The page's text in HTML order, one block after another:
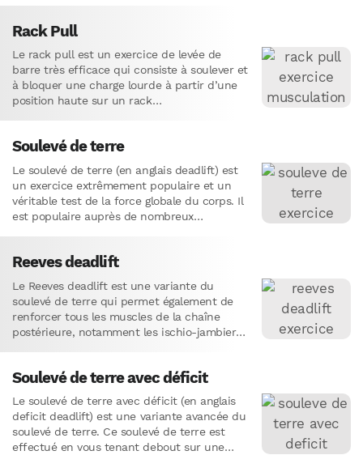
Rack Pull
Le rack pull est un exercice de levée de
barre très efficace qui consiste à soulever et
à bloquer une charge lourde à partir d’une
position haute sur un rack…
Soulevé de terre
Le soulevé de terre (en anglais deadlift) est
un exercice extrêmement populaire et un
véritable test de la force globale du corps. Il
est populaire auprès de nombreux
Reeves deadlift
Le Reeves deadlift est une variante du
soulevé de terre qui permet également de
renforcer tous les muscles de la chaîne
postérieure, notamment les ischio-jambiers,
Soulevé de terre avec déficit
Le soulevé de terre avec déficit (en anglais
deficit deadlift) est une variante avancée du
soulevé de terre. Ce soulevé de terre est
effectué en vous tenant debout sur une…